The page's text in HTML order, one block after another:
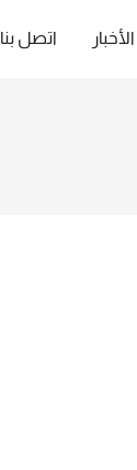
الأخبار اتصل بنا